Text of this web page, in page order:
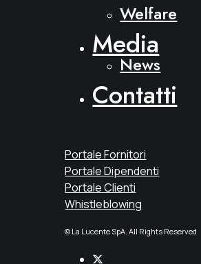
Welfare
Media
News
Contatti
Portale Fornitori
Portale Dipendenti
Portale Clienti
Whistleblowing
© La Lucente SpA. All Rights Reserved
Twitter